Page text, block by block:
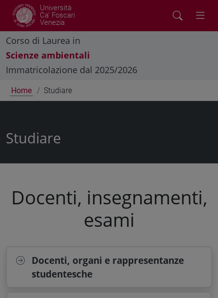
Università
Ca' Foscari
Venezia
Corso di Laurea in
Scienze ambientali
Immatricolazione dal 2025/2026
Home Studiare
Studiare
Docenti, insegnamenti,
esami
Docenti, organi e rappresentanze
studentesche